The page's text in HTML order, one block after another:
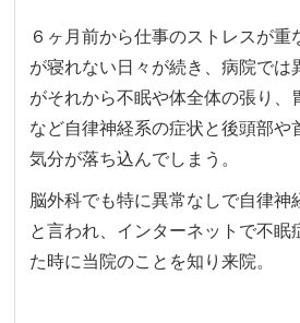
６ヶ月前から仕事のストレスが重
が寝れない日々が続き、病院では
がそれから不眠や体全体の張り、
など自律神経系の症状と後頭部や
気分が落ち込んでしまう。
脳外科でも特に異常なしで自律神
と言われ、インターネットで不眠
た時に当院のことを知り来院。